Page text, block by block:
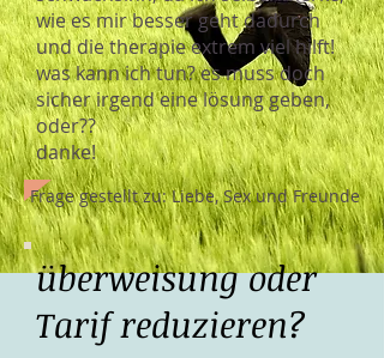
wie es mir besser geht dadurch
und die therapie extrem viel hilft!
was kann ich tun? es muss doch
sicher irgend eine lösung geben,
oder??
danke!
Frage gestellt zu: Liebe, Sex und Freunde
überweisung oder
Tarif reduzieren?